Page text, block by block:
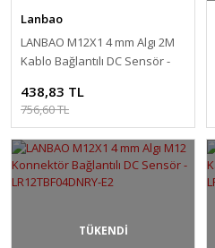
Lanbao
LANBAO M12X1 4 mm Algı 2M
Kablo Bağlantılı DC Sensör -
438,83 TL
756,60 TL
TÜKENDİ